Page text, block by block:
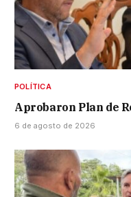
POLÍTICA
Aprobaron Plan de
6 de agosto de 2026